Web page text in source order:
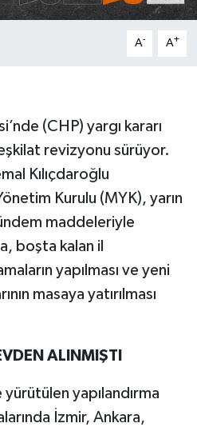
A- A+
(CHP) yargı kararı
revizyonu sürüyor.
Kılıçdaroğlu
Kurulu (MYK), yarın
maddeleriyle
boşta kalan il
yapılması ve yeni
masaya yatırılması
ALINMIŞTI
yapılandırma
İzmir, Ankara,